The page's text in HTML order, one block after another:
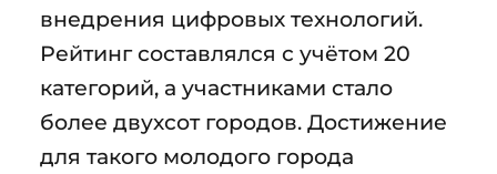
внедрения цифровых технологий.
Рейтинг составлялся с учётом 20
категорий, а участниками стало
более двухсот городов. Достижение
для такого молодого города